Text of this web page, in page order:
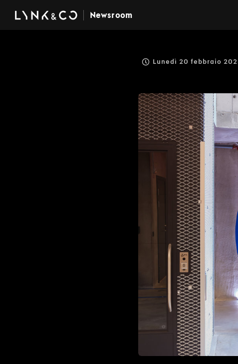
Newsroom
Lunedì 20 febbraio